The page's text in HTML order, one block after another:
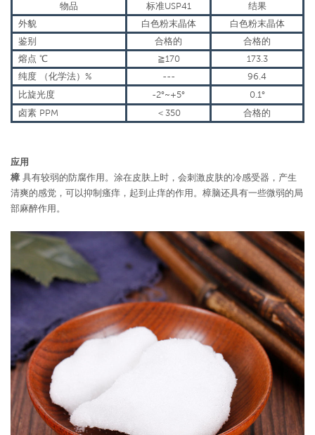
物品 标准USP41
结果
外貌
白色粉末晶体
白色粉末晶体
鉴别
合格的
合格的
熔点 ℃ ≧170
173.3
纯度
（化学法） % ---
96.4
比旋光度
-2°~+5° 0.1°
卤素 PPM
＜ 350 合格的
应用
樟 具有较弱的防腐作用。涂在皮肤上时，会刺激皮肤的冷感受器，产生
清爽的感觉，可以抑制瘙痒，起到止痒的作用。樟脑还具有一些微弱的局
部麻醉作用。